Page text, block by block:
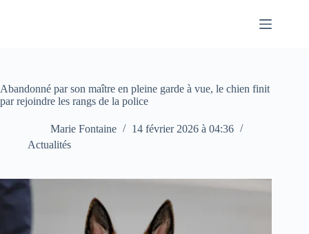
Abandonné par son maître en pleine garde à vue, le chien finit
par rejoindre les rangs de la police
Marie Fontaine
14 février 2026 à 04:36
Actualités